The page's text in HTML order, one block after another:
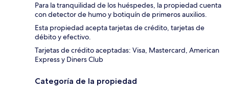
Para la tranquilidad de los huéspedes, la propiedad cuenta
con detector de humo y botiquín de primeros auxilios.
Esta propiedad acepta tarjetas de crédito, tarjetas de
débito y efectivo.
Tarjetas de crédito aceptadas: Visa, Mastercard, American
Express y Diners Club
Categoría de la propiedad